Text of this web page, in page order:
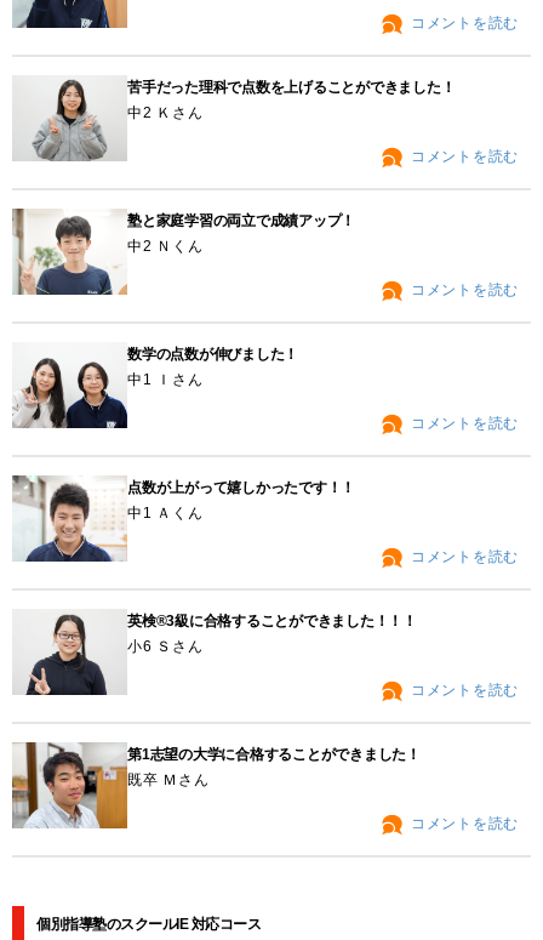
コメントを読む
苦手だった理科で点数を上げることができました！
中2 Ｋさん
コメントを読む
塾と家庭学習の両立で成績アップ！
中2 Ｎくん
コメントを読む
数学の点数が伸びました！
中1 Ｉさん
コメントを読む
点数が上がって嬉しかったです！！
中1 Ａくん
コメントを読む
英検®3級に合格することができました！！！
小6 Ｓさん
コメントを読む
第1志望の大学に合格することができました！
既卒 Ｍさん
コメントを読む
個別指導塾のスクールIE 対応コース